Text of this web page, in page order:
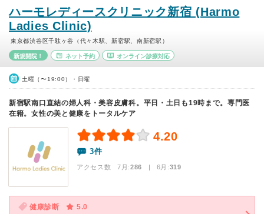
ハーモレディースクリニック新宿 (Harmo
Ladies Clinic)
東京都渋谷区千駄ヶ谷（代々木駅、新宿駅、南新宿駅）
新規開院！ ネット予約 オンライン診療対応
土曜（〜19:00）・日曜
新宿駅南口直結の婦人科・美容皮膚科。平日・土日も19時まで。専門医
在籍。女性の美と健康をトータルケア
4.20
3件
アクセス数 7月:286 | 6月:319
健康診断
5.0